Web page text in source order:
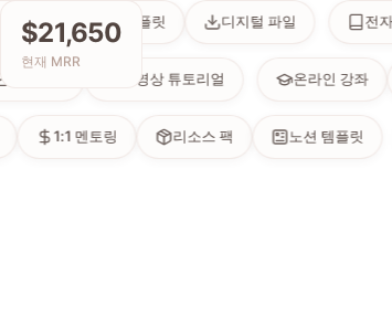
뮤니티 템플릿 디지털 파일 전자책
동영상 튜토리얼 온라인 강좌
1:1 멘토링 리소스 팩 노션 템플릿
$21,650
현재 MRR